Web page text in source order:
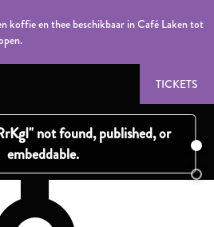
koffie en thee beschikbaar in Café Laken tot
TICKETS